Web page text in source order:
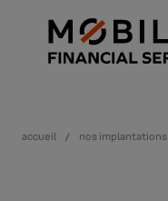
accueil nos implantations